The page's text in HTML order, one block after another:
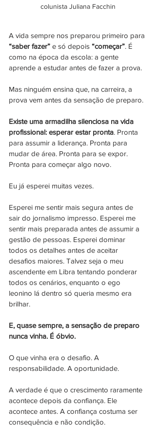
colunista Juliana Facchin
A vida sempre nos preparou primeiro para
“saber fazer” e só depois “começar”. É
como na época da escola: a gente
aprende a estudar antes de fazer a prova.
Mas ninguém ensina que, na carreira, a
prova vem antes da sensação de preparo.
Existe uma armadilha silenciosa na vida
profissional: esperar estar pronta. Pronta
para assumir a liderança. Pronta para
mudar de área. Pronta para se expor.
Pronta para começar algo novo.
Eu já esperei muitas vezes.
Esperei me sentir mais segura antes de
sair do jornalismo impresso. Esperei me
sentir mais preparada antes de assumir a
gestão de pessoas. Esperei dominar
todos os detalhes antes de aceitar
desafios maiores. Talvez seja o meu
ascendente em Libra tentando ponderar
todos os cenários, enquanto o ego
leonino lá dentro só queria mesmo era
brilhar.
E, quase sempre, a sensação de preparo
nunca vinha. É óbvio.
O que vinha era o desafio. A
responsabilidade. A oportunidade.
A verdade é que o crescimento raramente
acontece depois da confiança. Ele
acontece antes. A confiança costuma ser
consequência e não condição.